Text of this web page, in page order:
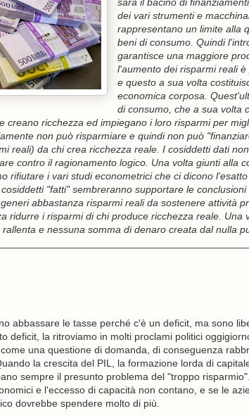
dei vari strumenti e
rappresentano un limite alla
beni di consumo. Quindi
garantisce una maggiore
l'aumento dei risparmi reali
e questo a sua volta
economica corposa.
di consumo, che a sua volta
creano ricchezza ed impiegano i loro risparmi per
non può risparmiare e quindi non può
reali) da chi crea ricchezza reale. I cosiddetti dati
contro il ragionamento logico. Una volta giunti alla
rifiutare i vari studi econometrici che ci dicono
"fatti" sembreranno supportare le
abbastanza risparmi reali da sostenere attività
ridurre i risparmi di chi produce ricchezza reale. Una
e nessuna somma di denaro creata dal nulla
abbassare le tasse perché c'è un deficit, ma sono
deficit, la ritroviamo in molti proclami politici
una questione di domanda, di conseguenza
la crescita del PIL, la formazione lorda di
sempre il presunto problema del "troppo
e l'eccesso di capacità non contano, e se le
dovrebbe spendere molto di più.